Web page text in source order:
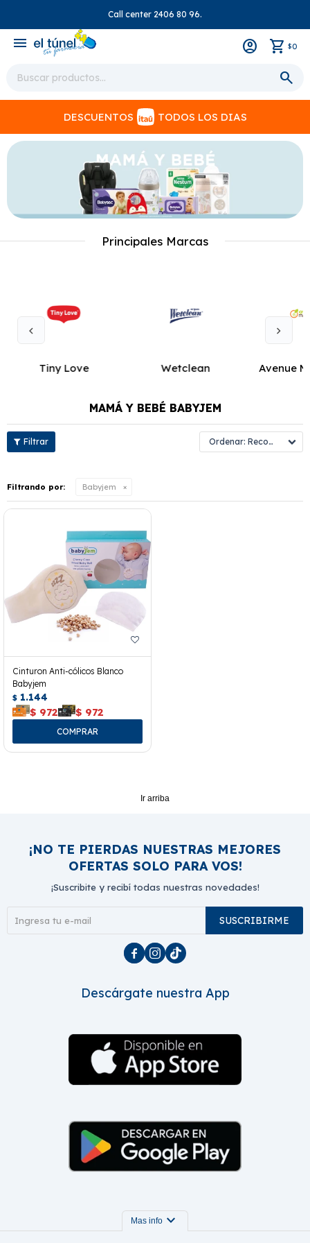
Call center 2406 80 96.
menu $0
DESCUENTOS TODOS LOS DIAS
Principales Marcas
Tiny Love Wetclean Avenue
MAMÁ Y BEBÉ BABYJEM
Recomendados
Filtrando por: Babyjem
Cinturon Anti-cólicos Blanco
Babyjem
$ 1.144
$ 972 $ 972
Ir arriba
¡NO TE PIERDAS NUESTRAS MEJORES
OFERTAS SOLO PARA VOS!
¡Suscribite y recibí todas nuestras novedades!
SUSCRIBIRME
  
Descárgate nuestra App
Mas info expand_more
close